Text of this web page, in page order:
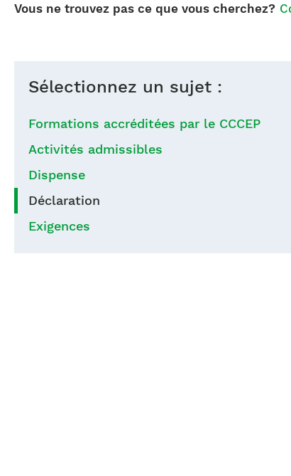
Vous ne trouvez pas ce que vous cherchez?
Sélectionnez un sujet :
Formations accréditées par le CCCEP
Activités admissibles
Dispense
Déclaration
Exigences